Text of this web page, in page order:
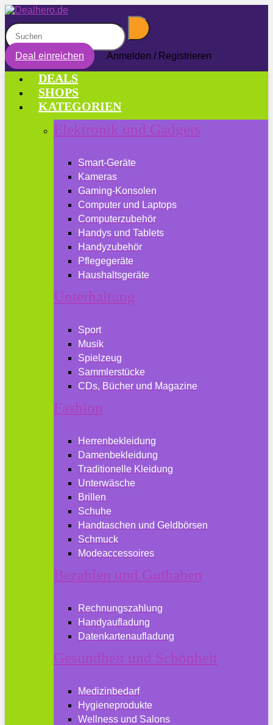
Deal einreichen Anmelden / Registrieren
DEALS
SHOPS
KATEGORIEN
Elektronik und Gadgets
Smart-Geräte
Kameras
Gaming-Konsolen
Computer und Laptops
Computerzubehör
Handys und Tablets
Handyzubehör
Pflegegeräte
Haushaltsgeräte
Unterhaltung
Sport
Musik
Spielzeug
Sammlerstücke
CDs, Bücher und Magazine
Fashion
Herrenbekleidung
Damenbekleidung
Traditionelle Kleidung
Unterwäsche
Brillen
Schuhe
Handtaschen und Geldbörsen
Schmuck
Modeaccessoires
Bezahlen und Guthaben
Rechnungszahlung
Handyaufladung
Datenkartenaufladung
Gesundheit und Schönheit
Medizinbedarf
Hygieneprodukte
Wellness und Salons